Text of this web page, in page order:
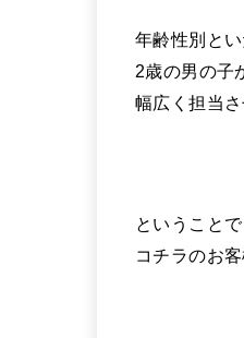
年齢性別と
2歳の男の子
幅広く担当
ということで
コチラのお